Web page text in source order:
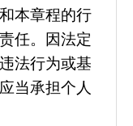
本章程的行
任。因法定
法行为或基
当承担个人